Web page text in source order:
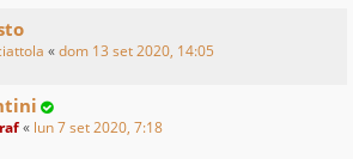
«dom 13 set 2020, 14:05
« lun 7 set 2020, 7:18